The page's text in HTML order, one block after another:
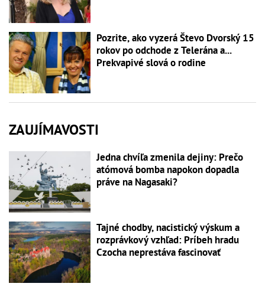
Pozrite, ako vyzerá Števo Dvorský 15
rokov po odchode z Telerána a...
Prekvapivé slová o rodine
ZAUJÍMAVOSTI
Jedna chvíľa zmenila dejiny: Prečo
atómová bomba napokon dopadla
práve na Nagasaki?
Tajné chodby, nacistický výskum a
rozprávkový vzhľad: Príbeh hradu
Czocha neprestáva fascinovať